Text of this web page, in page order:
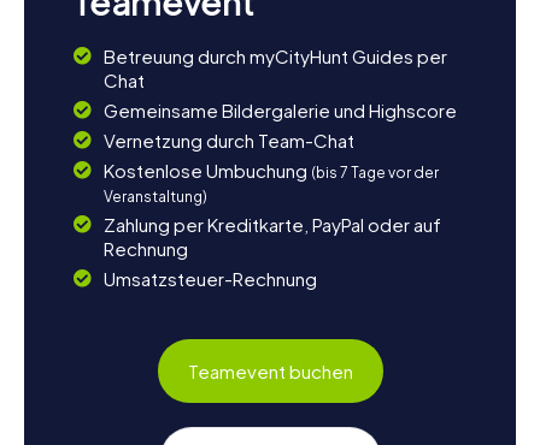
Betreuung durch myCityHunt Guides per
Chat
Gemeinsame Bildergalerie und Highscore
Vernetzung durch Team-Chat
Kostenlose Umbuchung (bis 7 Tage vor der
Veranstaltung)
Zahlung per Kreditkarte, PayPal oder auf
Rechnung
Umsatzsteuer-Rechnung
Teamevent buchen